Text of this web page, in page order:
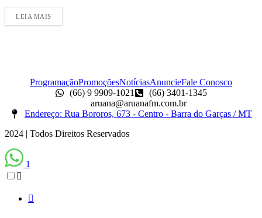
LEIA MAIS
ProgramaçãoPromoçõesNotíciasAnuncieFale Conosco
(66) 9 9909-1021
(66) 3401-1345
aruana@aruanafm.com.br
Endereço: Rua Bororos, 673 - Centro - Barra do Garças / MT
2024 | Todos Direitos Reservados
1